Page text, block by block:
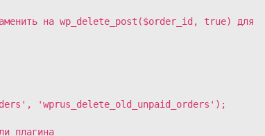
'wprus_delete_old_unpaid_orders');
плагина